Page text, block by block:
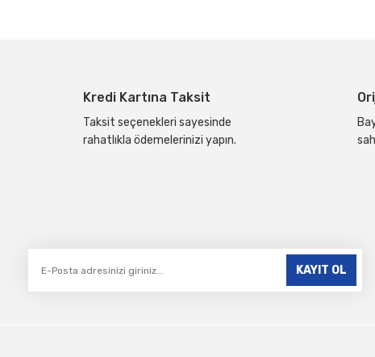
Kredi Kartına Taksit
Taksit seçenekleri sayesinde
rahatlıkla ödemelerinizi yapın.
KAYIT OL